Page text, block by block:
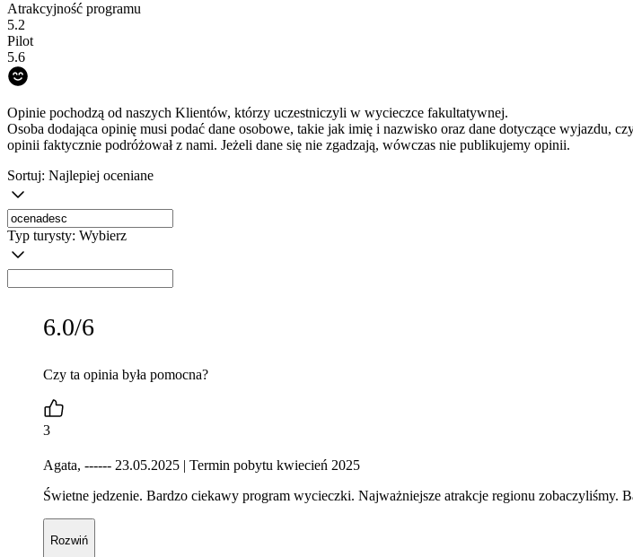
Atrakcyjność programu
5.2
Pilot
5.6
Opinie pochodzą od naszych Klientów, którzy uczestniczyli w wycieczce fakultatywnej.
Osoba dodająca opinię musi podać dane osobowe, takie jak imię i nazwisko oraz dane dotyczące
opinii faktycznie podróżował z nami. Jeżeli dane się nie zgadzają, wówczas nie publikujemy opinii.
Sortuj: Najlepiej oceniane
Typ turysty: Wybierz
6.0/6
Czy ta opinia była pomocna?
3
Agata, ------ 23.05.2025 | Termin pobytu kwiecień 2025
Świetne jedzenie. Bardzo ciekawy program wycieczki. Najważniejsze atrakcje regionu zobaczyliśmy.
Rozwiń